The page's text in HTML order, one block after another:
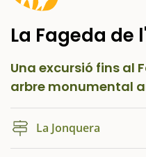
La Fageda de
Una excursió fins al
arbre monumental
La Jonquera